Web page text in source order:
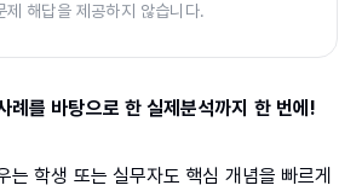
제 해답을 제공하지 않습니다.
례를 바탕으로 한 실제분석까지 한 번에!
는 학생 또는 실무자도 핵심 개념을 빠르게